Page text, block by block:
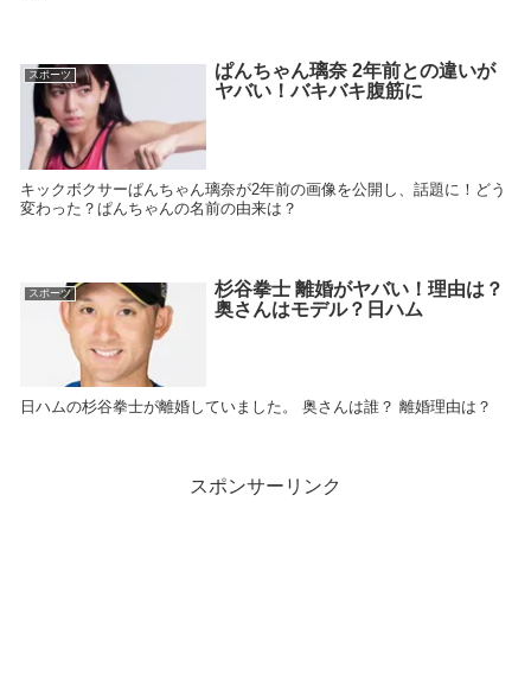
スポーツ
ぱんちゃん璃奈 2年前との違いが
ヤバい！バキバキ腹筋に
キックボクサーぱんちゃん璃奈が2年前の画像を公開し、話題に！どう
変わった？ぱんちゃんの名前の由来は？
スポーツ
杉谷拳士 離婚がヤバい！理由は？
奥さんはモデル？日ハム
日ハムの杉谷拳士が離婚していました。 奥さんは誰？ 離婚理由は？
スポンサーリンク